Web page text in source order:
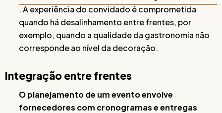
. A experiência do convidado é comprometida
quando há desalinhamento entre frentes, por
exemplo, quando a qualidade da gastronomia não
corresponde ao nível da decoração.
Integração entre frentes
O planejamento de um evento envolve
fornecedores com cronogramas e entregas